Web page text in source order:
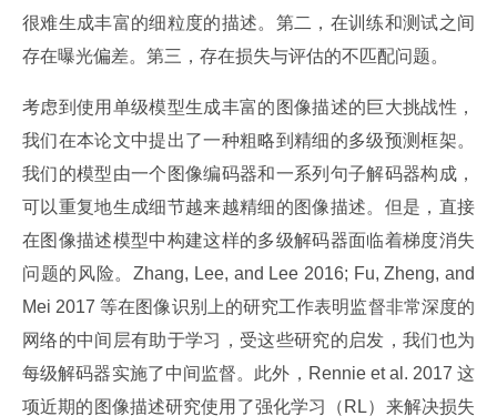
很难生成丰富的细粒度的描述。第二，在训练和测试之间
存在曝光偏差。第三，存在损失与评估的不匹配问题。
考虑到使用单级模型生成丰富的图像描述的巨大挑战性，
我们在本论文中提出了一种粗略到精细的多级预测框架。
我们的模型由一个图像编码器和一系列句子解码器构成，
可以重复地生成细节越来越精细的图像描述。但是，直接
在图像描述模型中构建这样的多级解码器面临着梯度消失
问题的风险。Zhang, Lee, and Lee 2016; Fu, Zheng, and
Mei 2017 等在图像识别上的研究工作表明监督非常深度的
网络的中间层有助于学习，受这些研究的启发，我们也为
每级解码器实施了中间监督。此外，Rennie et al. 2017 这
项近期的图像描述研究使用了强化学习（RL）来解决损失